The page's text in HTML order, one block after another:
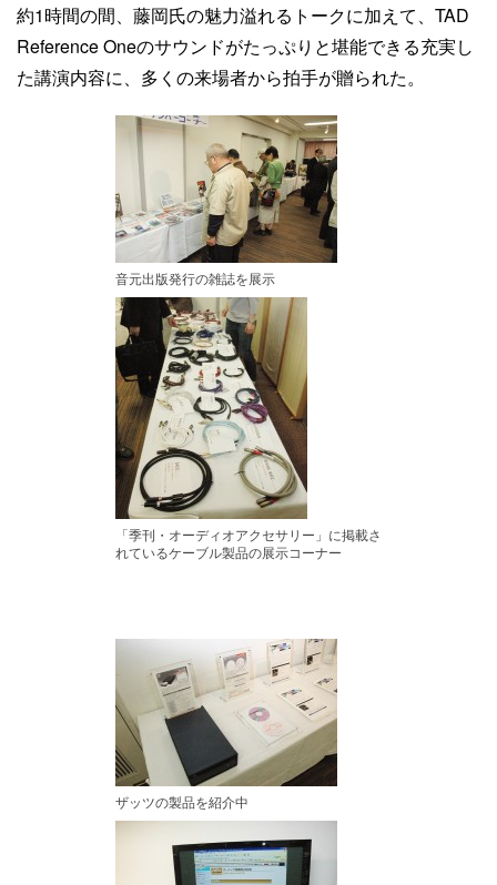
約1時間の間、藤岡氏の魅力溢れるトークに加えて、TAD
Reference Oneのサウンドがたっぷりと堪能できる充実し
た講演内容に、多くの来場者から拍手が贈られた。
音元出版発行の雑誌を展示
「季刊・オーディオアクセサリー」に掲載さ
れているケーブル製品の展示コーナー
ザッツの製品を紹介中